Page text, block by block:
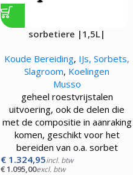
sorbetiere |1,5L|
Koude Bereiding, IJs, Sorbets,
Slagroom, Koelingen
Musso
geheel roestvrijstalen
uitvoering, ook de delen die
met de compositie in aanraking
komen, geschikt voor het
bereiden van o.a. sorbet
€ 1.324,95incl. btw
€1.095,00excl. btw